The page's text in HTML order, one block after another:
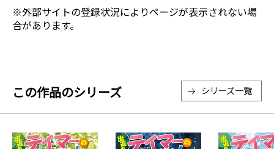
※外部サイトの登録状況によりページが表示されない場
合があります。
この作品のシリーズ シリーズ一覧